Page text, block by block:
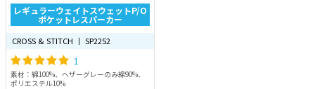
レギュラーウェイトスウェットP/O
ポケットレスパーカー
CROSS & STITCH 丨 SP2252
1
素材：綿100%、ヘザーグレーのみ綿90%、
ポリエステル10%